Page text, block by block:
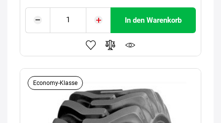
In den Warenkorb
Economy-Klasse